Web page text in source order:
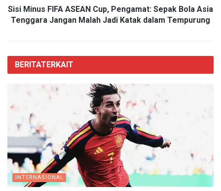
Sisi Minus FIFA ASEAN Cup, Pengamat: Sepak Bola Asia
Tenggara Jangan Malah Jadi Katak dalam Tempurung
BERITATERKAIT
INTERNASIONAL